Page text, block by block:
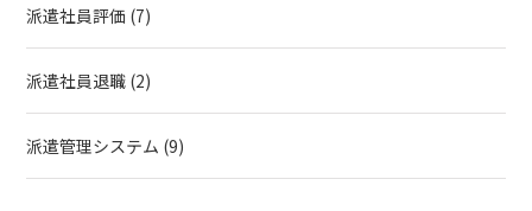
派遣社員評価 (7)
派遣社員退職 (2)
派遣管理システム (9)